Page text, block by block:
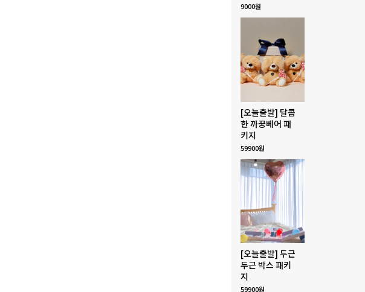
9000원
[오늘출발] 달콤
한 까꿍베어 패
키지
59900원
[오늘출발] 두근
두근 박스 패키
지
59900원